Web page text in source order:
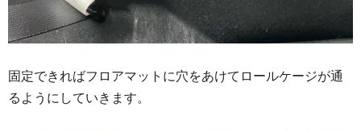
固定できればフロアマットに穴をあけてロールケージが通
るようにしていきます。